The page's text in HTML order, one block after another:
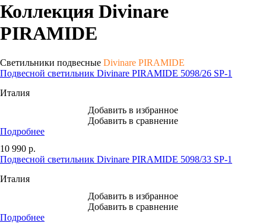
Коллекция Divinare
PIRAMIDE
Светильники подвесные Divinare PIRAMIDE
Подвесной светильник Divinare PIRAMIDE 5098/26 SP-1
Италия
Добавить в избранное
Добавить в сравнение
Подробнее
10 990 р.
Подвесной светильник Divinare PIRAMIDE 5098/33 SP-1
Италия
Добавить в избранное
Добавить в сравнение
Подробнее